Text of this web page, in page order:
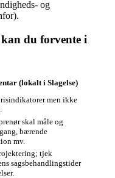
og
du forvente i
(lokalt i Slagelse)
men ikke
skal måle og
bærende
mv.
tjek
sagsbehandlingstider